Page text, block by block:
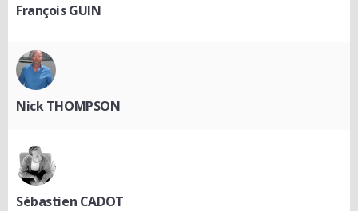
François GUIN
Nick THOMPSON
Sébastien CADOT